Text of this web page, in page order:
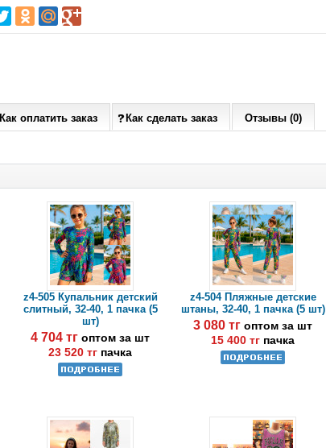
Как оплатить заказ Как сделать заказ Отзывы (0)
z4-505 Купальник детский
слитный, 32-40, 1 пачка (5
шт)
4 704 тгоптом за шт
23 520 тг пачка
z4-504 Пляжные детские
штаны, 32-40, 1 пачка (5 шт)
3 080 тгоптом за шт
15 400 тг пачка